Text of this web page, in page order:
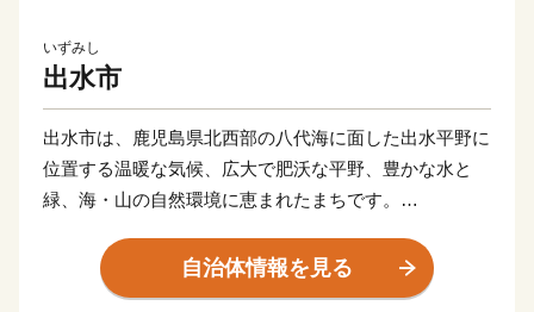
いずみし
出水市
出水市は、鹿児島県北西部の八代海に面した出水平野に
位置する温暖な気候、広大で肥沃な平野、豊かな水と
緑、海・山の自然環境に恵まれたまちです。
冬地(国の特別天然記念物に指定)や江戸時代、要衝の地
として薩摩藩最大の外城が置かれた、
自治体情報を見る